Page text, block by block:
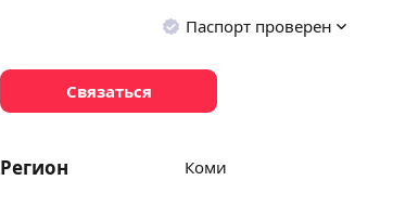
Паспорт проверен
Связаться
Регион Коми